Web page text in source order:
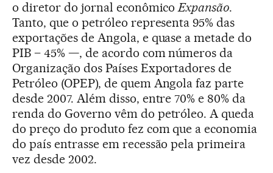
o diretor do jornal econômicoExpansão.
Tanto, que o petróleo representa 95% das
exportações de Angola, e quase a metade do
PIB – 45% —, de acordo com números da
Organização dos Países Exportadores de
Petróleo (OPEP), de quem Angola faz parte
desde 2007. Além disso, entre 70% e 80% da
renda do Governo vêm do petróleo. A queda
do preço do produto fez com que a economia
do país entrasse em recessão pela primeira
vez desde 2002.